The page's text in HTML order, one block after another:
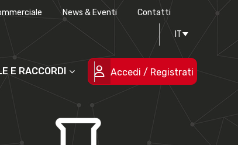
stampi Certificazioni di qualità
Progetti cofinanziati
News & Eventi Contatti
IT
E RACCORDI Accedi / Registrati